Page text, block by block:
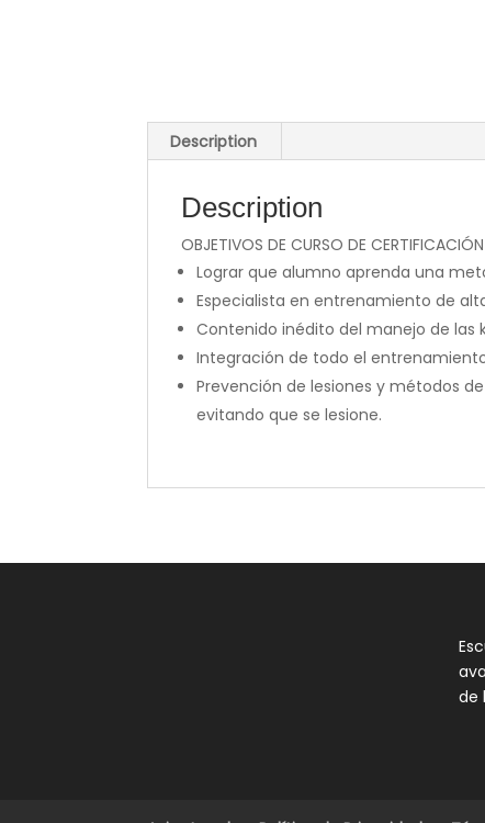
Description
Description
OBJETIVOS DE CURSO DE
Lograr que alumno aprenda una
Especialista en entrenamiento de
Contenido inédito del manejo de
Integración de todo el
Prevención de lesiones y métodos
evitando que se lesione.
de